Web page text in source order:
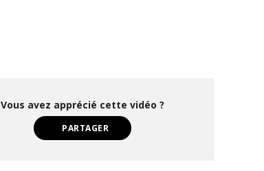
Vous avez apprécié cette vidéo ?
PARTAGER